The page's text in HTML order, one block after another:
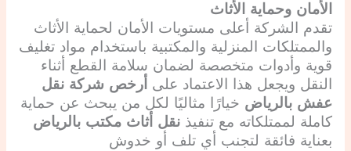
الأمان وحماية الأثاث
تقدم الشركة أعلى مستويات الأمان لحماية الأثاث
والممتلكات المنزلية والمكتبية باستخدام مواد تغليف
قوية وأدوات متخصصة لضمان سلامة القطع أثناء
النقل ويجعل هذا الاعتماد على أرخص شركة نقل
عفش بالرياض خيارًا مثاليًا لكل من يبحث عن حماية
كاملة لممتلكاته مع تنفيذ نقل أثاث مكتب بالرياض
بعناية فائقة لتجنب أي تلف أو خدوش